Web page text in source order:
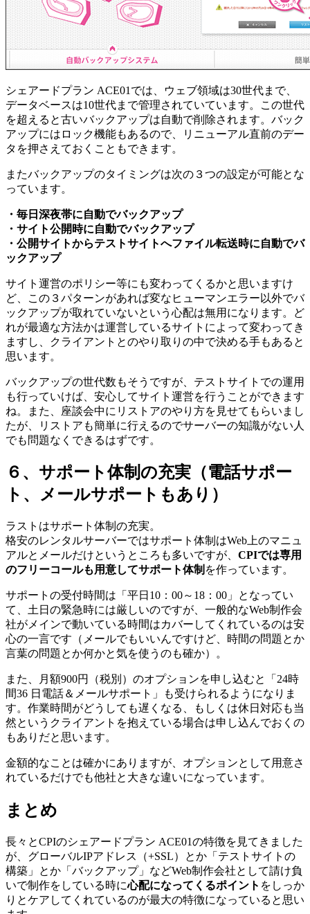
シェアードプラン ACE01では、ウェブ領域は30世代まで、
データベースは10世代まで管理されていています。この世代
を超えると古いバックアップは自動で削除されます。バック
アップにはロック機能もあるので、リニューアル直前のデー
タを押さえておくこともできます。
またバックアップのタイミングは次の３つの設定が可能とな
っています。
・毎日深夜帯に自動でバックアップ
・サイト公開時に自動でバックアップ
・公開サイトからテストサイトへファイル転送時に自動でバ
ックアップ
サイト運営のポリシー等にも変わってくるかと思いますけ
ど、この３パターンがあれば変なヒューマンエラー以外でバ
ックアップが取れていないという心配は無用になります。ど
れが最適な方法かは運営しているサイトによって変わってき
ますし、クライアントとのやり取りの中で決める手もあると
思います。
バックアップの世代数もそうですが、テストサイトでの運用
も行っていけば、安心してサイト運営を行うことができます
ね。また、座談会中にリストアのやり方を見せてもらいまし
たが、リストアも簡単に行えるのでサーバーの知識がない人
でも問題なくできるはずです。
６、サポート体制の充実（電話サポー
ト、メールサポートもあり）
ラストはサポート体制の充実。
格安のレンタルサーバーではサポート体制はWeb上のマニュ
アルとメールだけというところも多いですが、 CPIでは専用
のフリーコールも用意してサポート体制 を作っています。
サポートの受付時間は「平日10：00～18：00」となってい
て、土日の緊急時には厳しいのですが、一般的なWeb制作会
社がメインで動いている時間はカバーしてくれているのは安
心の一言です（メールでもいいんですけど、時間の問題とか
言葉の問題とか何かと気を使うのも確か）。
また、月額900円（税別）のオプションを申し込むと「24時
間36 日電話＆メールサポート」も受けられるようになりま
す。作業時間がどうしても遅くなる、もしくは休日対応も当
然というクライアントを抱えている場合は申し込んでおくの
もありだと思います。
金額的なことは確かにありますが、オプションとして用意さ
れているだけでも他社と大きな違いになっています。
まとめ
長々とCPIのシェアードプラン ACE01の特徴を見てきました
が、グローバルIPアドレス（+SSL）とか「テストサイトの
構築」とか「バックアップ」などWeb制作会社として請け負
いで制作をしている時に心配になってくるポイント をしっか
りとケアしてくれているのが最大の特徴になっていると思い